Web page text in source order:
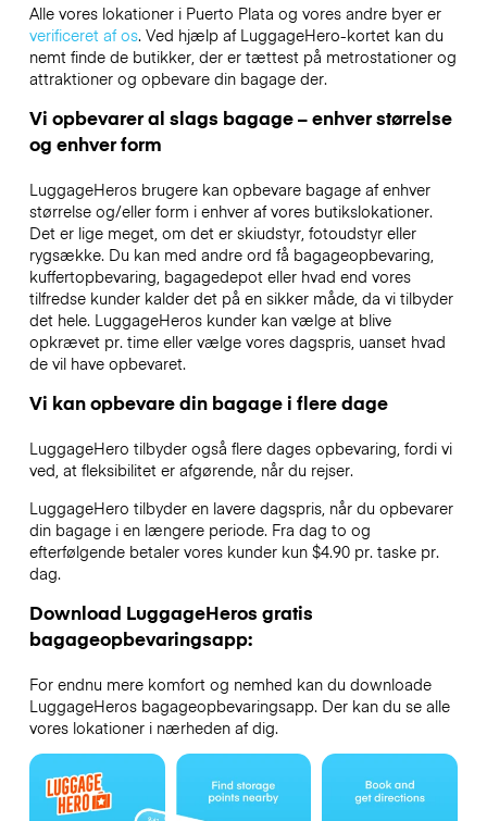
Alle vores lokationer i Puerto Plata og vores andre byer er
verificeret af os. Ved hjælp af LuggageHero-kortet kan du
nemt finde de butikker, der er tættest på metrostationer og
attraktioner og opbevare din bagage der.
Vi opbevarer al slags bagage – enhver størrelse
og enhver form
LuggageHeros brugere kan opbevare bagage af enhver
størrelse og/eller form i enhver af vores butikslokationer.
Det er lige meget, om det er skiudstyr, fotoudstyr eller
rygsække. Du kan med andre ord få bagageopbevaring,
kuffertopbevaring, bagagedepot eller hvad end vores
tilfredse kunder kalder det på en sikker måde, da vi tilbyder
det hele. LuggageHeros kunder kan vælge at blive
opkrævet pr. time eller vælge vores dagspris, uanset hvad
de vil have opbevaret.
Vi kan opbevare din bagage i flere dage
LuggageHero tilbyder også flere dages opbevaring, fordi vi
ved, at fleksibilitet er afgørende, når du rejser.
LuggageHero tilbyder en lavere dagspris, når du opbevarer
din bagage i en længere periode. Fra dag to og
efterfølgende betaler vores kunder kun $4.90 pr. taske pr.
dag.
Download LuggageHeros gratis
bagageopbevaringsapp:
For endnu mere komfort og nemhed kan du downloade
LuggageHeros bagageopbevaringsapp. Der kan du se alle
vores lokationer i nærheden af dig.